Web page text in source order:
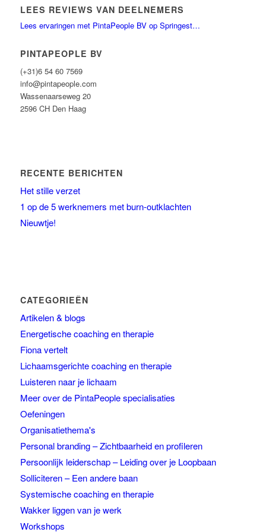
LEES REVIEWS VAN DEELNEMERS
Lees ervaringen met PintaPeople BV op Springest…
PINTAPEOPLE BV
(+31)6 54 60 7569
info@pintapeople.com
Wassenaarseweg 20
2596 CH Den Haag
RECENTE BERICHTEN
Het stille verzet
1 op de 5 werknemers met burn-outklachten
Nieuwtje!
CATEGORIEËN
Artikelen & blogs
Energetische coaching en therapie
Fiona vertelt
Lichaamsgerichte coaching en therapie
Luisteren naar je lichaam
Meer over de PintaPeople specialisaties
Oefeningen
Organisatiethema's
Personal branding – Zichtbaarheid en profileren
Persoonlijk leiderschap – Leiding over je Loopbaan
Solliciteren – Een andere baan
Systemische coaching en therapie
Wakker liggen van je werk
Workshops